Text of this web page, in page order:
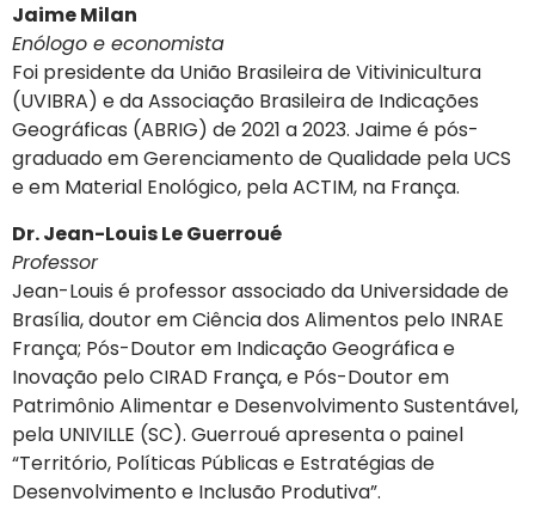
Jaime Milan
Enólogo e economista
Foi presidente da União Brasileira de Vitivinicultura
(UVIBRA) e da Associação Brasileira de Indicações
Geográficas (ABRIG) de 2021 a 2023. Jaime é pós-
graduado em Gerenciamento de Qualidade pela UCS
e em Material Enológico, pela ACTIM, na França.
Dr. Jean-Louis Le Guerroué
Professor
Jean-Louis é professor associado da Universidade de
Brasília, doutor em Ciência dos Alimentos pelo INRAE
França; Pós-Doutor em Indicação Geográfica e
Inovação pelo CIRAD França, e Pós-Doutor em
Patrimônio Alimentar e Desenvolvimento Sustentável,
pela UNIVILLE (SC). Guerroué apresenta o painel
“Território, Políticas Públicas e Estratégias de
Desenvolvimento e Inclusão Produtiva”.